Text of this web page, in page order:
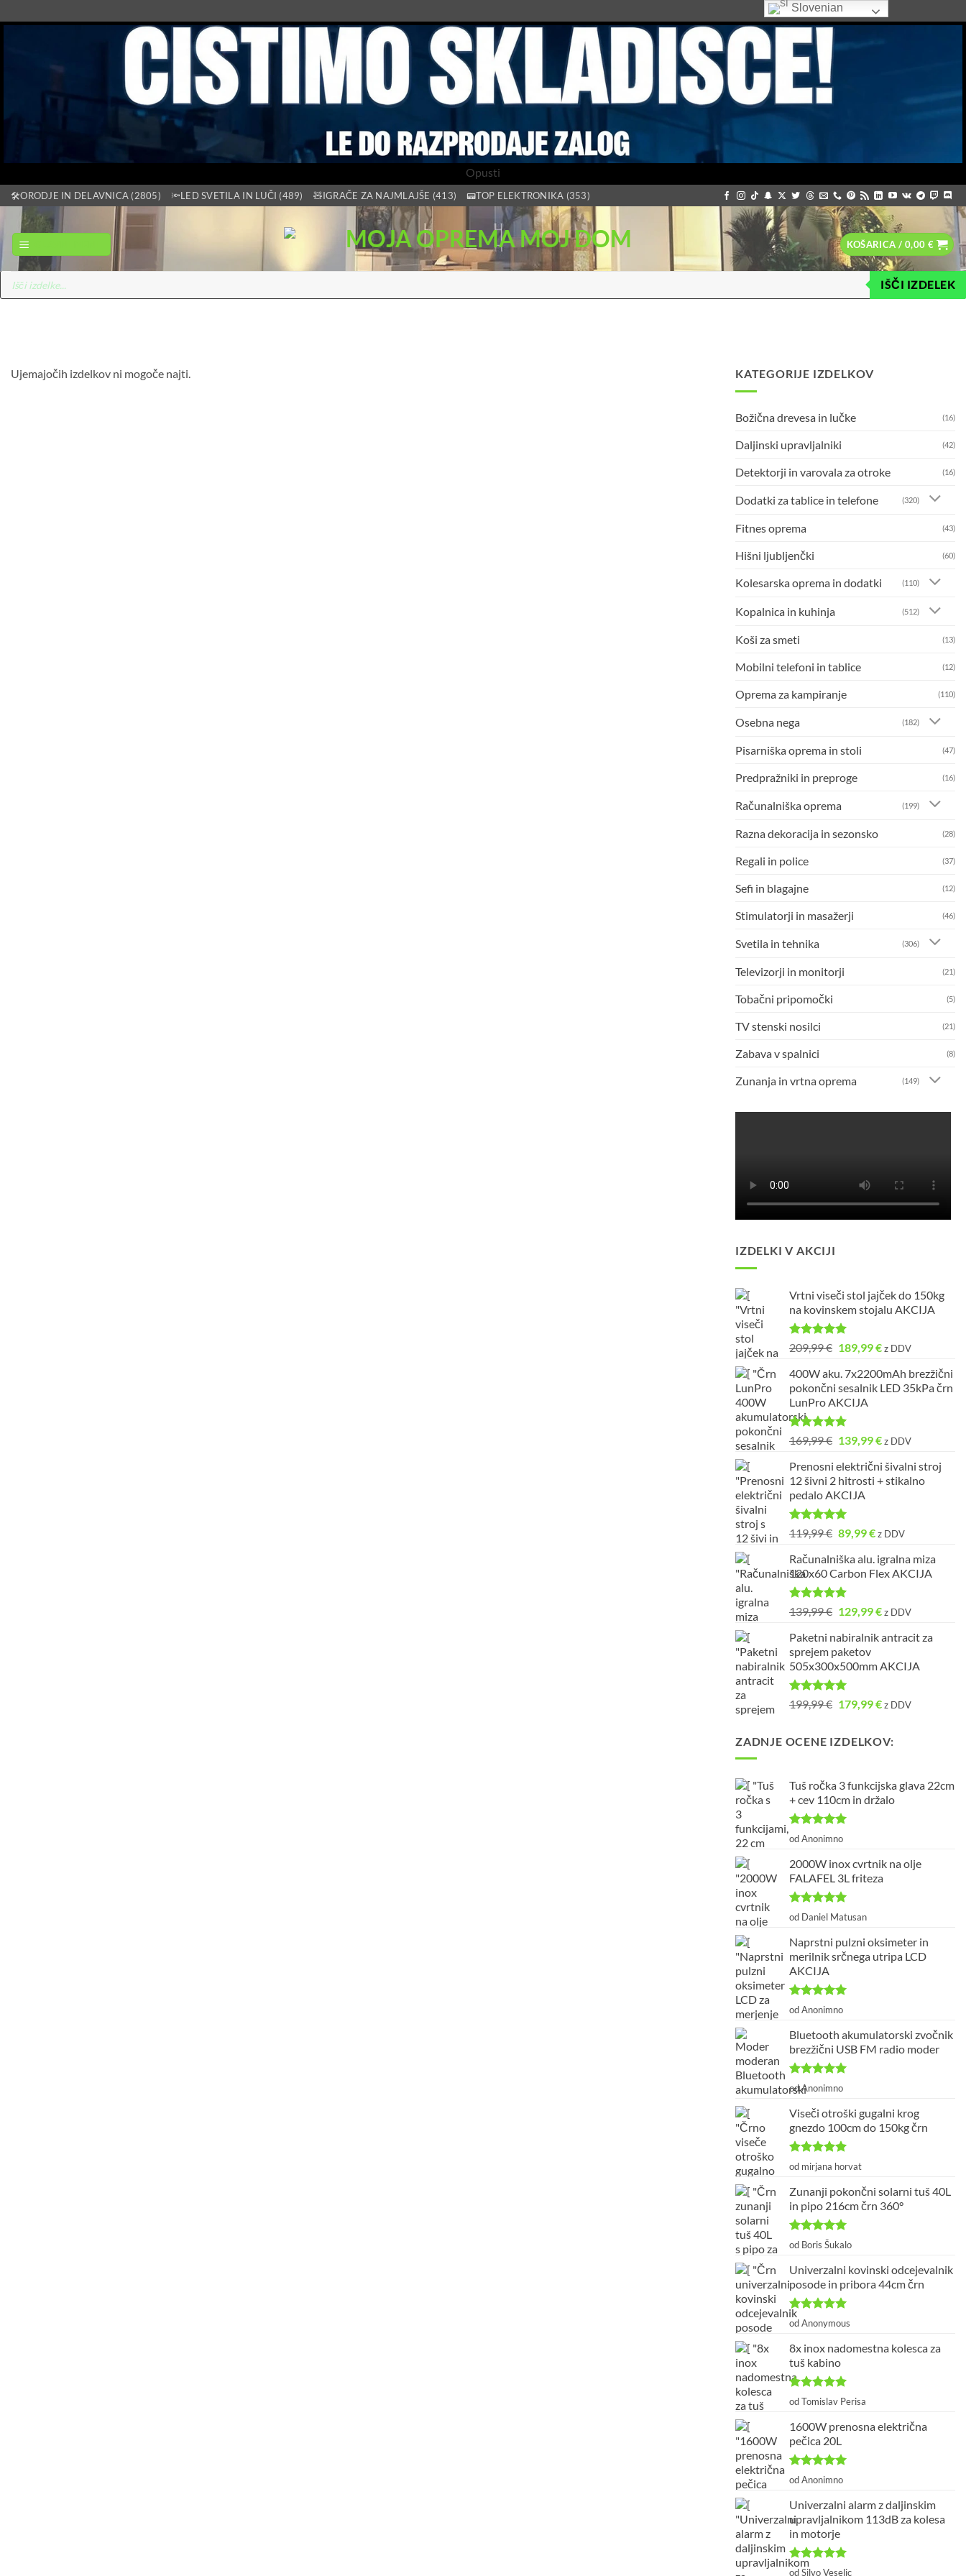
Opusti
Skoči
vsebino
🛠️ORODJE IN DELAVNICA (2805) 🔦LED SVETILA IN LUČI (489) 🧸IGRAČE ZA NAJMLAJŠE (413) 📟TOP ELEKTRONIKA (353)
KOŠARICA / 0,00 €
Products
search
IŠČI IZDELEK
Ujemajočih izdelkov ni mogoče najti. KATEGORIJE IZDELKOV
Božična drevesa in lučke (16)
Daljinski upravljalniki (42)
Detektorji in varovala za otroke (16)
Dodatki za tablice in telefone (320)
Fitnes oprema (43)
Hišni ljubljenčki (60)
Kolesarska oprema in dodatki (110)
Kopalnica in kuhinja (512)
Koši za smeti (13)
Mobilni telefoni in tablice (12)
Oprema za kampiranje (110)
Osebna nega (182)
Pisarniška oprema in stoli (47)
Predpražniki in preproge (16)
Računalniška oprema (199)
Razna dekoracija in sezonsko (28)
Regali in police (37)
Sefi in blagajne (12)
Stimulatorji in masažerji (46)
Svetila in tehnika (306)
Televizorji in monitorji (21)
Tobačni pripomočki (5)
TV stenski nosilci (21)
Zabava v spalnici (8)
Zunanja in vrtna oprema (149)
IZDELKI V AKCIJI
Vrtni viseči stol jajček do 150kg
na kovinskem stojalu AKCIJA
Ocenjeno
od 5
209,99€ Izvirna
je
bila:
209,99 €.
189,99€Trenutna
je:
189,99 €.
z DDV
400W aku. 7x2200mAh brezžični
pokončni sesalnik LED 35kPa črn
LunPro AKCIJA
Ocenjeno
od 5
169,99€ Izvirna
je
bila:
169,99 €.
139,99€Trenutna
je:
139,99 €.
z DDV
Prenosni električni šivalni stroj
12 šivni 2 hitrosti + stikalno
pedalo AKCIJA
Ocenjeno
od 5
119,99€ Izvirna
je
bila:
119,99 €.
89,99€Trenutna
je:
89,99 €.
z DDV
Računalniška alu. igralna miza
120x60 Carbon Flex AKCIJA
Ocenjeno
od 5
139,99€ Izvirna
je
bila:
139,99 €.
129,99€Trenutna
je:
z DDV
Paketni nabiralnik antracit za
sprejem paketov
505x300x500mm AKCIJA
Ocenjeno
od 5
199,99€ Izvirna
bila:
179,99€Trenutna
179,99 €.
z DDV
ZADNJE OCENE IZDELKOV:
Tuš ročka 3 funkcijska glava 22cm
+ cev 110cm in držalo
Ocenjeno5
od Anonimno
2000W inox cvrtnik na olje
FALAFEL 3L friteza
Ocenjeno5
od Daniel Matusan
Naprstni pulzni oksimeter in
merilnik srčnega utripa LCD
AKCIJA
Ocenjeno5
od Anonimno
Bluetooth akumulatorski zvočnik
brezžični USB FM radio moder
Ocenjeno5
od 5
od Anonimno
Viseči otroški gugalni krog
gnezdo 100cm do 150kg črn
Ocenjeno5
od mirjana horvat
Zunanji pokončni solarni tuš 40L
in pipo 216cm črn 360°
Ocenjeno5
od Boris Šukalo
Univerzalni kovinski odcejevalnik
posode in pribora 44cm črn
Ocenjeno5
od Anonymous
8x inox nadomestna kolesca za
tuš kabino
Ocenjeno 5
od Tomislav Perisa
1600W prenosna električna
pečica 20L
Ocenjeno5
od Anonimno
Univerzalni alarm z daljinskim
upravljalnikom 113dB za kolesa
in motorje
Ocenjeno5
od Silvo Veselic
Slovenian